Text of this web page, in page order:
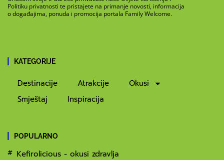
Politiku privatnosti te pristajete na primanje novosti, informacija
o događajima, ponuda i promocija portala Family Welcome.
KATEGORIJE
Destinacije Atrakcije
Okusi
Smještaj
Inspiracija
POPULARNO
Kefirolicious - okusi zdravlja